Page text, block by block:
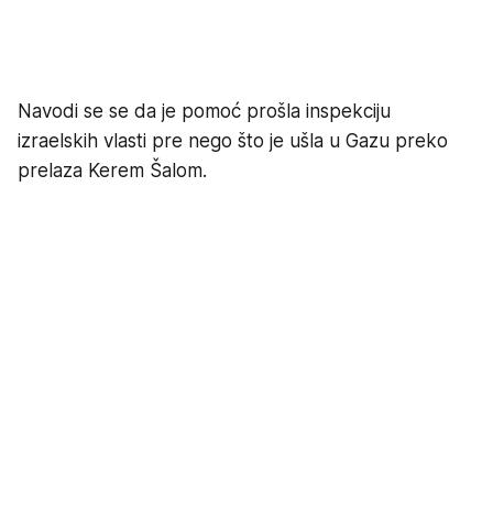
Navodi se se da je pomoć prošla inspekciju
izraelskih vlasti pre nego što je ušla u Gazu preko
prelaza Kerem Šalom.